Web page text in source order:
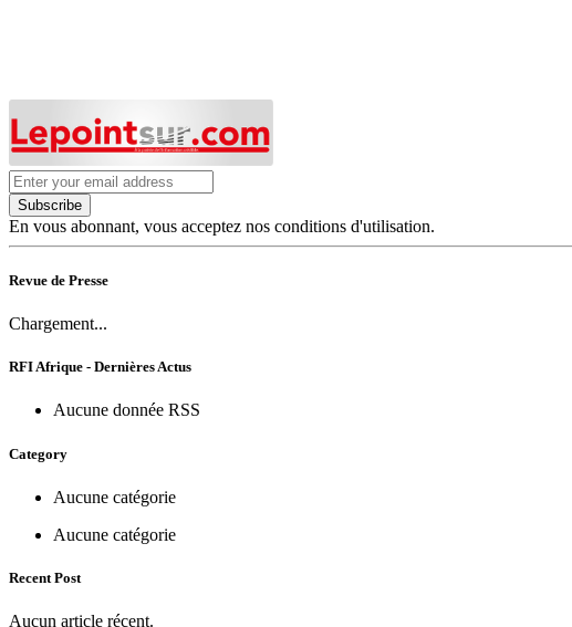
Subscribe
En vous abonnant, vous acceptez nos conditions d'utilisation.
Revue de Presse
Chargement...
RFI Afrique - Dernières Actus
Aucune donnée RSS
Category
Aucune catégorie
Aucune catégorie
Recent Post
Aucun article récent.